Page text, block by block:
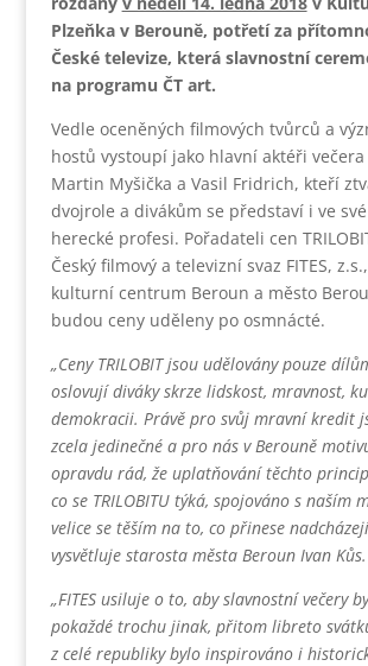
Plzeňka v Berouně, potřetí za
České televize, která slavnostní
na programu ČT art.
Vedle oceněných filmových tvůrců a
hostů vystoupí jako hlavní aktéři
Martin Myšička a Vasil Fridrich, kteří
dvojrole a divákům se představí i ve
herecké profesi. Pořadateli cen
Český filmový a televizní svaz FITES,
kulturní centrum Beroun a město
budou ceny uděleny po osmnácté.
„Ceny TRILOBIT jsou udělovány pouze
oslovují diváky skrze lidskost, mravnost,
demokracii. Právě pro svůj mravní kredit
zcela jedinečné a pro nás v Berouně
opravdu rád, že uplatňování těchto
co se TRILOBITU týká, spojováno s naším
velice se těším na to, co přinese
vysvětluje starosta města Beroun Ivan Kůs.
„FITES usiluje o to, aby slavnostní večery
pokaždé trochu jinak, přitom libreto
z celé republiky bylo inspirováno i